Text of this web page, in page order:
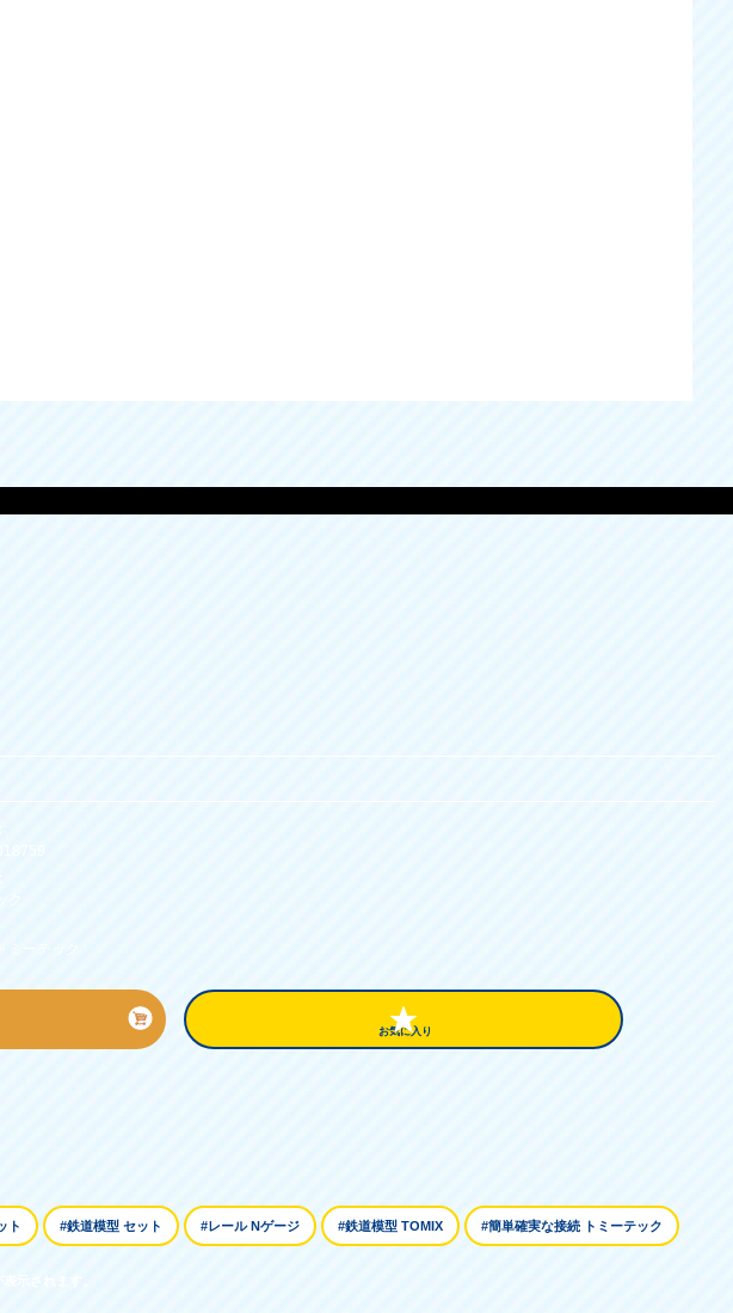
お気に入り
ト #鉄道模型 セット #レール Nゲージ #鉄道模型 TOMIX #簡単確実な接続 トミーテック